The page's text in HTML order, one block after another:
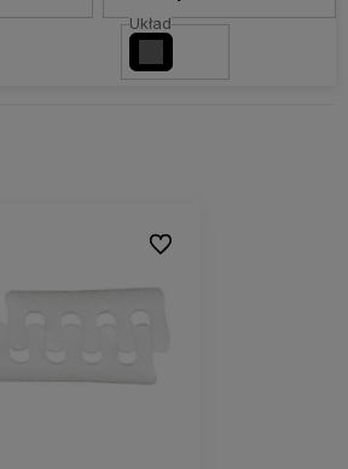
Układ
Do ulubionych